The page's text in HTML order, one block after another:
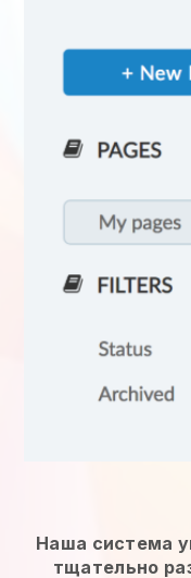
Наша система
тщательно